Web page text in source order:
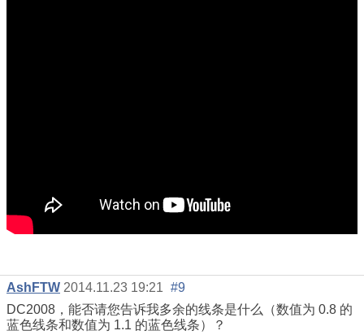
AshFTW 2014.11.23 19:21 #9
DC2008，能否请您告诉我多余的线条是什么（数值为 0.8 的
蓝色线条和数值为 1.1 的蓝色线条）？